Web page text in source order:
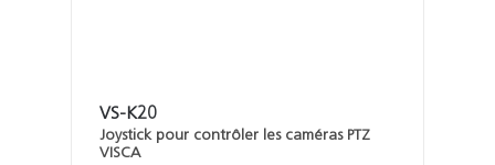
VS-K20
Joystick pour contrôler les caméras PTZ
VISCA